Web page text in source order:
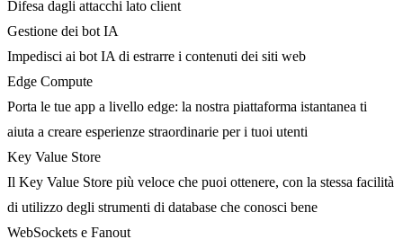
Difesa dagli attacchi lato client
Gestione dei bot IA
Impedisci ai bot IA di estrarre i contenuti dei siti web
Edge Compute
Porta le tue app a livello edge: la nostra piattaforma istantanea ti
aiuta a creare esperienze straordinarie per i tuoi utenti
Key Value Store
Il Key Value Store più veloce che puoi ottenere, con la stessa facilità
di utilizzo degli strumenti di database che conosci bene
WebSockets e Fanout